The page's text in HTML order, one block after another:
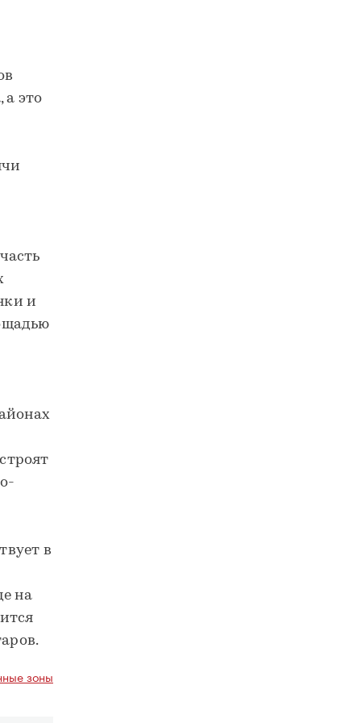
а это
и
в
на
зоны